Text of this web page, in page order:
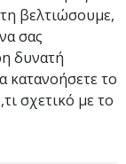
βελτιώσουμε,
σας
δυνατή
κατανοήσετε το
σχετικό με το